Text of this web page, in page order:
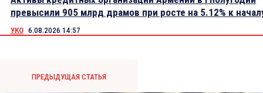
превысили 905 млрд драмов при росте на 5.12% к
УКО 6.08.2026 14:57
ПРЕДЫДУЩАЯ СТАТЬЯ